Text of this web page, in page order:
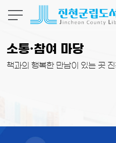
소통·참여 마당
책과의 행복한 만남이 있는 곳